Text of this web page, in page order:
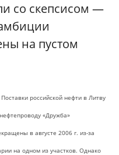
со скепсисом —
на пустом
российской нефти в Литву
«Дружба»
в августе 2006 г. из-за
на одном из участков. Однако